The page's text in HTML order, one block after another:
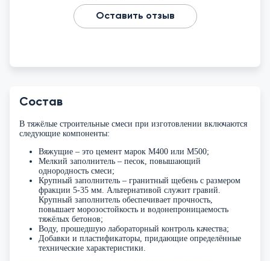
Оставить отзыв
Состав
В тяжёлые строительные смеси при изготовлении включаются
следующие компоненты:
Вяжущие – это цемент марок М400 или М500;
Мелкий заполнитель – песок, повышающий
однородность смеси;
Крупный заполнитель – гранитный щебень с размером
фракции 5-35 мм. Альтернативой служит гравий.
Крупный заполнитель обеспечивает прочность,
повышает морозостойкость и водонепроницаемость
тяжёлых бетонов;
Воду, прошедшую лабораторный контроль качества;
Добавки и пластификаторы, придающие определённые
технические характеристики.